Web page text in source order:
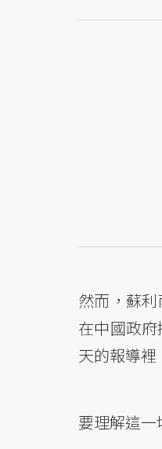
然而，蘇
在中國政
天的報導裡
要理解這一